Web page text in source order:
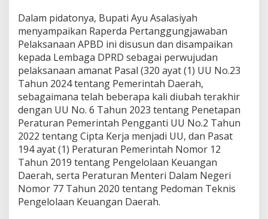
e
w
a
H
U
T
K
e
-
2
6
W
a
y
K
a
n
n
Dalam pidatonya, Bupati Ayu Asalasiyah
menyampaikan Raperda Pertanggungjawaban
Pelaksanaan APBD ini disusun dan disampaikan
kepada Lembaga DPRD sebagai perwujudan
pelaksanaan amanat Pasal (320 ayat (1) UU No.23
Tahun 2024 tentang Pemerintah Daerah,
sebagaimana telah beberapa kali diubah terakhir
dengan UU No. 6 Tahun 2023 tentang Penetapan
Peraturan Pemerintah Pengganti UU No.2 Tahun
2022 tentang Cipta Kerja menjadi UU, dan Pasat
194 ayat (1) Peraturan Pemerintah Nomor 12
Tahun 2019 tentang Pengelolaan Keuangan
Daerah, serta Peraturan Menteri Dalam Negeri
Nomor 77 Tahun 2020 tentang Pedoman Teknis
Pengelolaan Keuangan Daerah.